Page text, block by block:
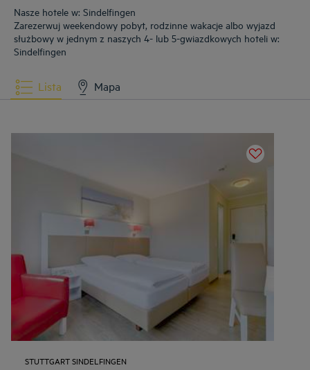
Nasze hotele w: Sindelfingen
Zarezerwuj weekendowy pobyt, rodzinne wakacje albo wyjazd
służbowy w jednym z naszych 4- lub 5-gwiazdkowych hoteli w:
Sindelfingen
Lista Mapa
STUTTGART SINDELFINGEN